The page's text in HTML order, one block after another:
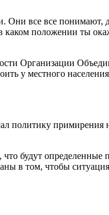
все все понимают,
положении ты
Организации
у местного
политику
будут
в том, чтобы